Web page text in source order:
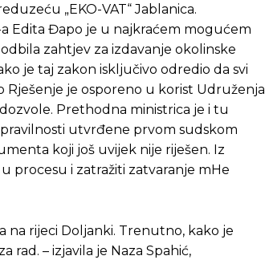
da živi!
priču da živi, Redakcija Objavi.ba
da živi!
priču da živi, Redakcija Objavi.ba
„EKO-VAT“ Jablanica.
Edita Đapo je u najkraćem mogućem
zahtjev za izdavanje okolinske
je taj zakon isključivo odredio da svi
je osporeno u korist Udruženja
Prethodna ministrica je i tu
utvrđene prvom sudskom
koji još uvijek nije riješen. Iz
procesu i zatražiti zatvaranje mHe
na rijeci Doljanki. Trenutno, kako je
rad. – izjavila je Naza Spahić,